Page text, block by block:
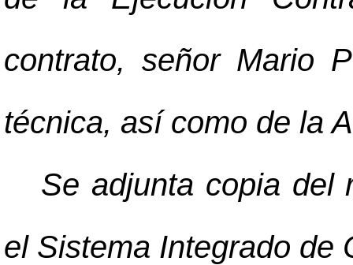
contrato, señor Mario
técnica, así como de la
Se adjunta copia del
el Sistema Integrado de